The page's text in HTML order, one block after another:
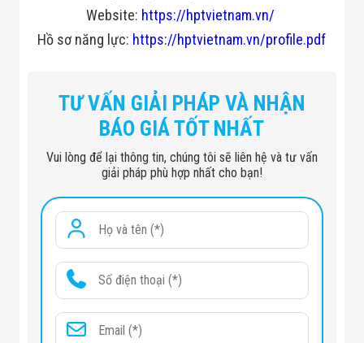
Website: https://hptvietnam.vn/
Hồ sơ năng lực: https://hptvietnam.vn/profile.pdf
TƯ VẤN GIẢI PHÁP VÀ NHẬN
BÁO GIÁ TỐT NHẤT
Vui lòng để lại thông tin, chúng tôi sẽ liên hệ và tư vấn
giải pháp phù hợp nhất cho bạn!